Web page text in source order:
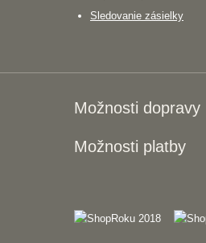
Sledovanie zásielky
Možnosti dopravy
Možnosti platby